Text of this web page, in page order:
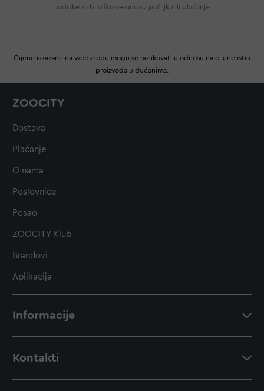
podrške za bilo što vezano uz pošiljku ili plaćanje.
Cijene iskazane na webshopu mogu se razlikovati u odnosu na cijene istih
proizvoda u dućanima.
ZOOCITY
Dostava
Plaćanje
O nama
Poslovnice
Posao
ZOOCITY Klub
Brandovi
Aplikacija
Informacije
Kontakti